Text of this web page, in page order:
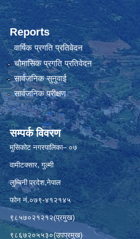
Reports
वार्षिक प्रगति प्रतिवेदन
चौमासिक प्रगति प्रतिवेदन
सार्वजनिक सुनुवाई
सार्वजनिक परीक्षण
सम्पर्क विवरण
मुसिकोट नगरपालिका– ०७
वामीटक्सार, गुल्मी
लुम्बिनी प्रदेश,नेपाल
फोन नं.०७९-४१२१४५
९८५७०२१२१२(प्रमुख)
९८६७२०५५३०(उपप्रमुख)